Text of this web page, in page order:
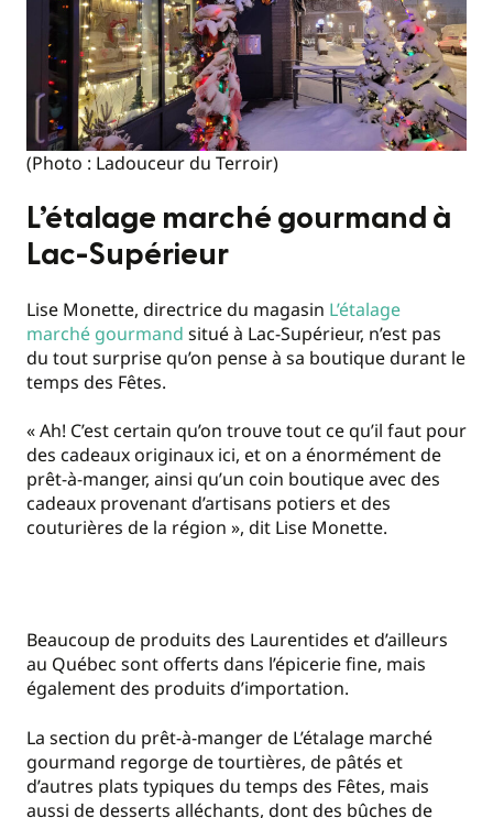
(Photo : Ladouceur du Terroir)
L’étalage marché gourmand à
Lac-Supérieur
Lise Monette, directrice du magasin L’étalage
marché gourmand situé à Lac-Supérieur, n’est pas
du tout surprise qu’on pense à sa boutique durant le
temps des Fêtes.
« Ah! C’est certain qu’on trouve tout ce qu’il faut pour
des cadeaux originaux ici, et on a énormément de
prêt-à-manger, ainsi qu’un coin boutique avec des
cadeaux provenant d’artisans potiers et des
couturières de la région », dit Lise Monette.
Beaucoup de produits des Laurentides et d’ailleurs
au Québec sont offerts dans l’épicerie fine, mais
également des produits d’importation.
La section du prêt-à-manger de L’étalage marché
gourmand regorge de tourtières, de pâtés et
d’autres plats typiques du temps des Fêtes, mais
aussi de desserts alléchants, dont des bûches de